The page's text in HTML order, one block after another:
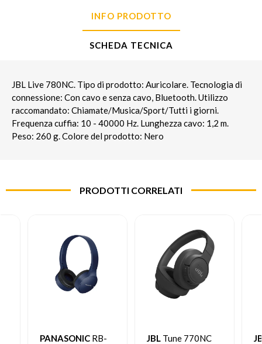
INFO PRODOTTO
SCHEDA TECNICA
JBL Live 780NC. Tipo di prodotto: Auricolare. Tecnologia di
connessione: Con cavo e senza cavo, Bluetooth. Utilizzo
raccomandato: Chiamate/Musica/Sport/Tutti i giorni.
Frequenza cuffia: 10 - 40000 Hz. Lunghezza cavo: 1,2 m.
Peso: 260 g. Colore del prodotto: Nero
PRODOTTI CORRELATI
PANASONIC RB-
JBL Tune 770NC